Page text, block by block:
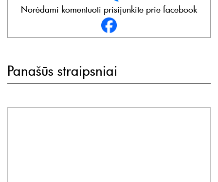
Norėdami komentuoti prisijunkite prie facebook
Panašūs straipsniai